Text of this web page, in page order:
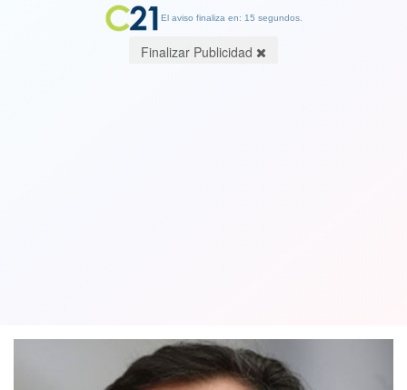
El aviso finaliza en: 15 segundos.
Finalizar Publicidad